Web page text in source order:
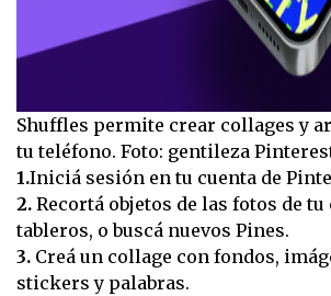
Shuffles permite crear collages y
tu teléfono. Foto: gentileza
1.Iniciá sesión en tu cuenta de
2. Recortá objetos de las fotos de tu
tableros, o buscá nuevos Pines.
3. Creá un collage con fondos,
stickers y palabras.